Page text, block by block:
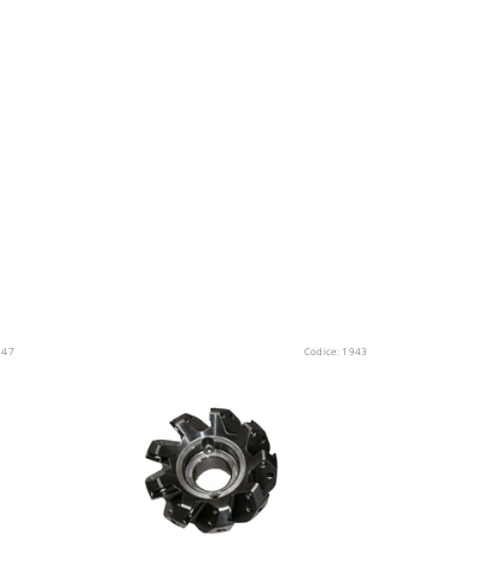
Codice: 1943